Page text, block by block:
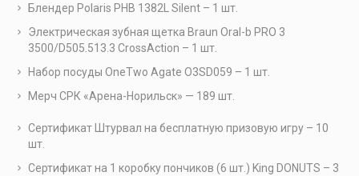
Блендер Polaris PHB 1382L Silent – 1 шт.
Электрическая зубная щетка Braun Oral-b PRO 3
3500/D505.513.3 CrossAction – 1 шт.
Набор посуды OneTwo Agate O3SD059 – 1 шт.
Мерч СРК «Арена-Норильск» — 189 шт.
Сертификат Штурвал на бесплатную призовую игру – 10
шт.
Сертификат на 1 коробку пончиков (6 шт.) King DONUTS – 3